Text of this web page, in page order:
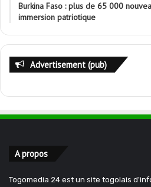
Burkina Faso : plus de 65 000
immersion patriotique
Advertisement (pub)
A propos
Togomedia 24 est un site togolais